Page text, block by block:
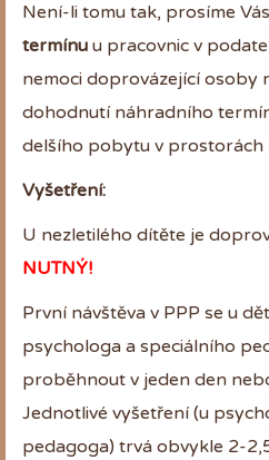
Není-li tomu tak, prosíme Vás
termínu u pracovnic v
nemoci doprovázející osoby
dohodnutí náhradního
delšího pobytu v prostorách
Vyšetření:
U nezletilého dítěte je
NUTNÝ!
První návštěva v PPP se u
psychologa a speciálního
proběhnout v jeden den
Jednotlivé vyšetření (u
pedagoga) trvá obvykle 2-